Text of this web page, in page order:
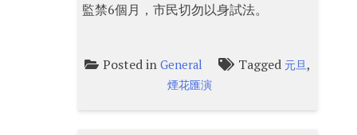
監禁6個月，市民切勿以身試法。
Posted inGeneral Tagged 元旦,
煙花匯演